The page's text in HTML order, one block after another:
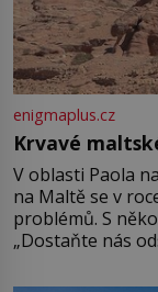
enigmaplus.cz
Krvavé
V oblasti Paola
na Maltě se v
problémů. S
„Dostaňte nás